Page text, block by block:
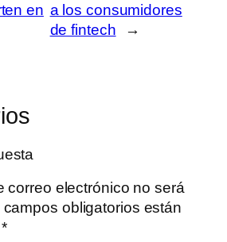
en a los consumidores
de fintech
→
correo electrónico no será
campos obligatorios están
*